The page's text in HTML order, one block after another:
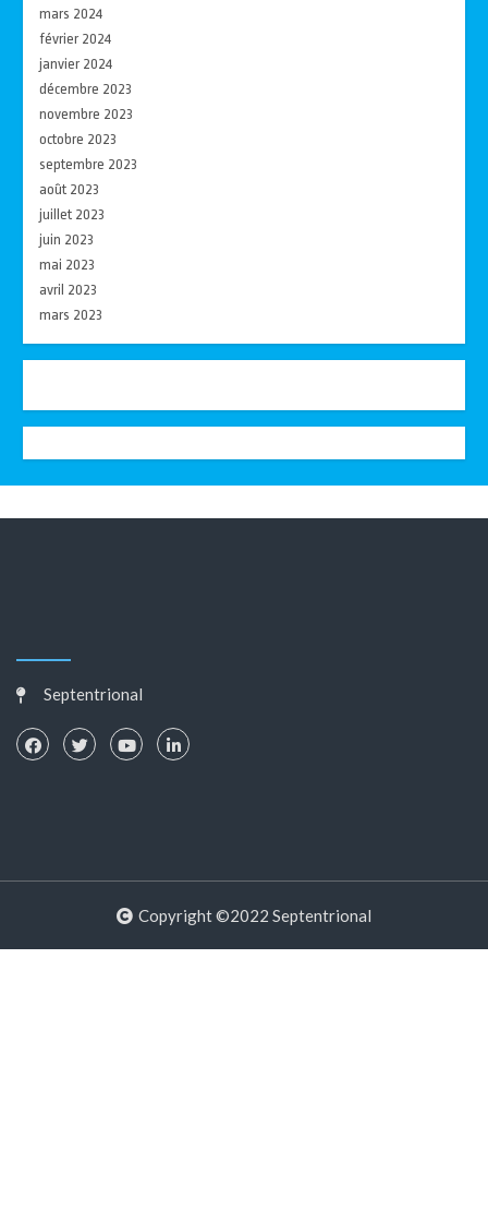
mars 2024
février 2024
janvier 2024
décembre 2023
novembre 2023
octobre 2023
septembre 2023
août 2023
juillet 2023
juin 2023
mai 2023
avril 2023
mars 2023
Septentrional
Copyright ©2022 Septentrional